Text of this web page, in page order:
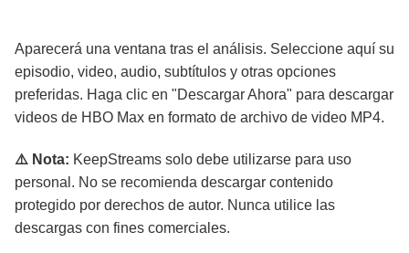
Aparecerá una ventana tras el análisis. Seleccione aquí su
episodio, video, audio, subtítulos y otras opciones
preferidas. Haga clic en "Descargar Ahora" para descargar
videos de HBO Max en formato de archivo de video MP4.
⚠️ Nota: KeepStreams solo debe utilizarse para uso
personal. No se recomienda descargar contenido
protegido por derechos de autor. Nunca utilice las
descargas con fines comerciales.